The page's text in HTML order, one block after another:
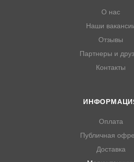
О нас
Наши
Отзывы
Партнеры и
Контакты
Оплата
Публичная
Доставка